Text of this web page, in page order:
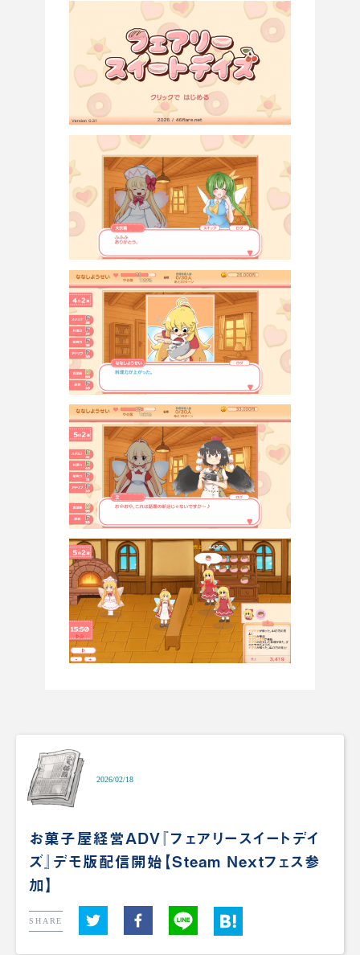
2026/02/18
お菓子屋経営ADV『フェアリースイートデイ
ズ』デモ版配信開始【Steam Nextフェス参
加】
SHARE